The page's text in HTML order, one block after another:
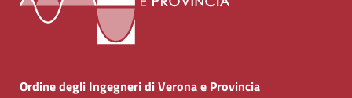
Ordine degli Ingegneri di Verona e Provincia